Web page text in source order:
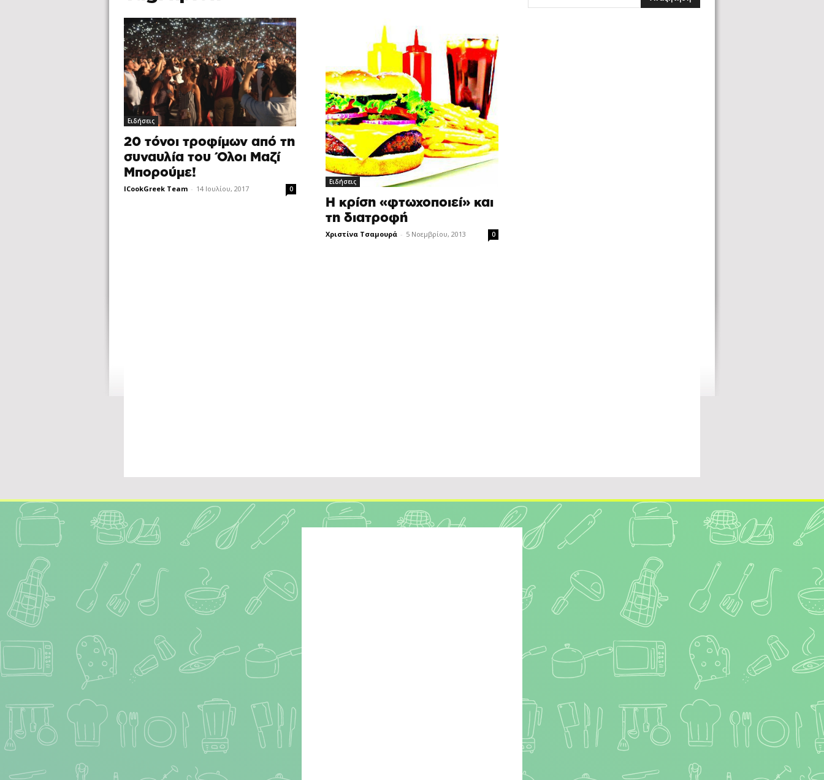
Ειδήσεις
20 τόνοι τροφίμων από τη
συναυλία του Όλοι Μαζί
Μπορούμε!
ICookGreek Team - 14 Ιουλίου, 2017 0
Ειδήσεις
Η κρίση «φτωχοποιεί» και
τη διατροφή
Χριστίνα Τσαμουρά - 5 Νοεμβρίου, 2013 0